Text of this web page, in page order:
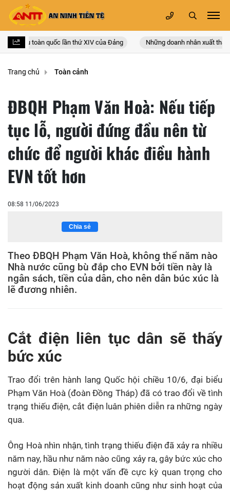
biểu toàn quốc lần thứ XIV của Đảng Những doanh nhân xuất thân
Trang chủ Toàn cảnh
ĐBQH Phạm Văn Hoà: Nếu tiếp
tục lỗ, người đứng đầu nên từ
chức để người khác điều hành
EVN tốt hơn
08:58 11/06/2023
Chia sẻ
Theo ĐBQH Phạm Văn Hoà, không thể năm nào
Nhà nước cũng bù đắp cho EVN bởi tiền này là
ngân sách, tiền của dân, cho nên dân búc xúc là
lẽ đương nhiên.
Cắt điện liên tục dân sẽ thấy
bức xúc
Trao đổi trên hành lang Quốc hội chiều 10/6, đại biểu
Phạm Văn Hoà (đoàn Đồng Tháp) đã có trao đổi về tình
trạng thiếu điện, cắt điện luân phiên diễn ra những ngày
qua.
Ông Hoà nhìn nhận, tình trạng thiếu điện đã xảy ra nhiều
năm nay, hầu như năm nào cũng xảy ra, gây bức xúc cho
người dân. Điện là một vấn đề cực kỳ quan trọng cho
hoạt động sản xuất kinh doanh cũng như sinh hoạt của